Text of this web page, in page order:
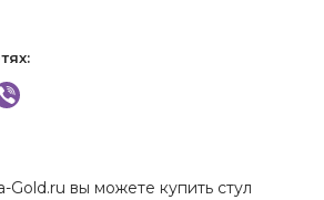
вы можете купить стул